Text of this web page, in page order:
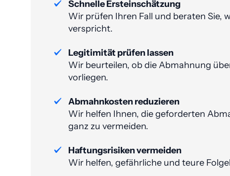
Schnelle Ersteinschätzung
Wir prüfen Ihren Fall und beraten Sie,
verspricht.
Legitimität prüfen lassen
Wir beurteilen, ob die Abmahnung
vorliegen.
Abmahnkosten reduzieren
Wir helfen Ihnen, die geforderten
ganz zu vermeiden​.
Haftungsrisiken vermeiden
Wir helfen, gefährliche und teure